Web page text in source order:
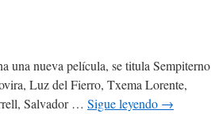
una nueva película, se titula Sempiterno
Luz del Fierro, Txema Lorente,
Salvador … Sigue leyendo →